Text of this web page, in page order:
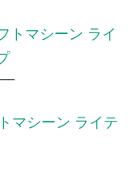
マシーン ライテ